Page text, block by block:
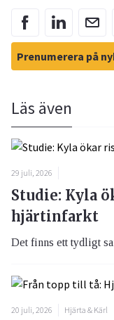
Prenumerera på
Läs även
29 juli, 2026
Studie: Kyla
hjärtinfarkt
Det finns ett tydligt
20 juli, 2026 Hjärta & Kärl